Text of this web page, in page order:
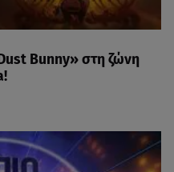
Bunny» στη ζώνη